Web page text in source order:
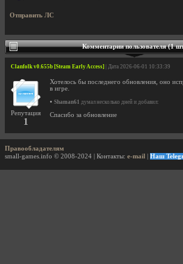
Отправить ЛС
Комментарии пользователя (1
Clanfolk v0.655b [Steam Early Access] | Дата 2026-06-01 10:33:39
Репутация
1
Хотелось бы последнего обновления, оно
в игре.
• Shaman61 думал несколько дней и добавил:
Спасибо за обновление
Правообладателям
small-games.info © 2008-2024 | Контакты: e-mail Наш